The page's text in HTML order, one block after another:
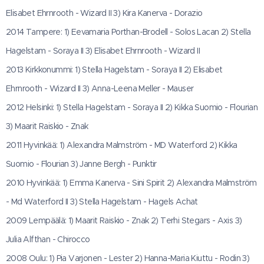
Elisabet Ehrnrooth - Wizard II 3) Kira Kanerva - Dorazio
2014 Tampere: 1) Eevamaria Porthan-Brodell - Solos Lacan 2) Stella
Hagelstam - Soraya II 3) Elisabet Ehrnrooth - Wizard II
2013 Kirkkonummi: 1) Stella Hagelstam - Soraya II 2) Elisabet
Ehrnrooth - Wizard II 3) Anna-Leena Meller - Mauser
2012 Helsinki: 1) Stella Hagelstam - Soraya II 2) Kikka Suomio - Flourian
3) Maarit Raiskio - Znak
2011 Hyvinkää: 1) Alexandra Malmström - MD Waterford 2) Kikka
Suomio - Flourian 3) Janne Bergh - Punktir
2010 Hyvinkää: 1) Emma Kanerva - Sini Spirit 2) Alexandra Malmström
- Md Waterford II 3) Stella Hagelstam - Hagels Achat
2009 Lempäälä: 1) Maarit Raiskio - Znak 2) Terhi Stegars - Axis 3)
Julia Alfthan - Chirocco
2008 Oulu: 1) Pia Varjonen - Lester 2) Hanna-Maria Kiuttu - Rodin 3)